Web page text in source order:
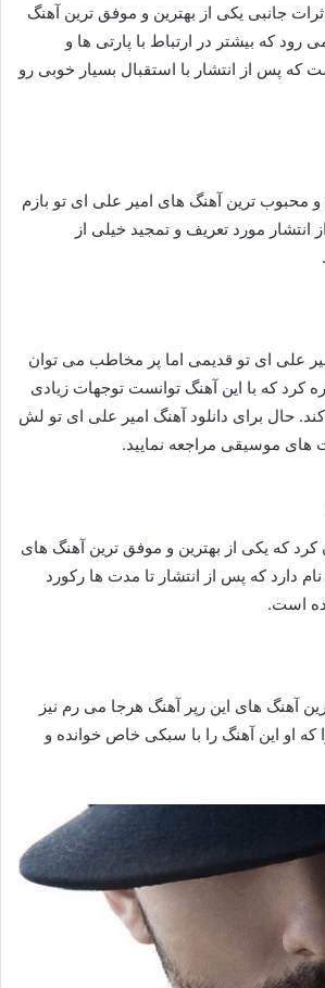
جانبی یکی از بهترین و موفق ترین آهنگ
رود که بیشتر در ارتباط با پارتی ها و
که پس از انتشار با استقبال بسیار خوبی رو
و محبوب ترین آهنگ های امیر علی ای تو بازم
انتشار مورد تعریف و تمجید خیلی از
علی ای تو قدیمی اما پر مخاطب می توان
کرد که با این آهنگ توانست توجهات زیادی
حال برای دانلود آهنگ امیر علی ای تو لش
های موسیقی مراجعه نمایید.
که یکی از بهترین و موفق ترین آهنگ های
دارد که پس از انتشار تا مدت ها رکورد
است.
آهنگ های این رپر آهنگ هرجا می رم نیز
او این آهنگ را با سبکی خاص خوانده و